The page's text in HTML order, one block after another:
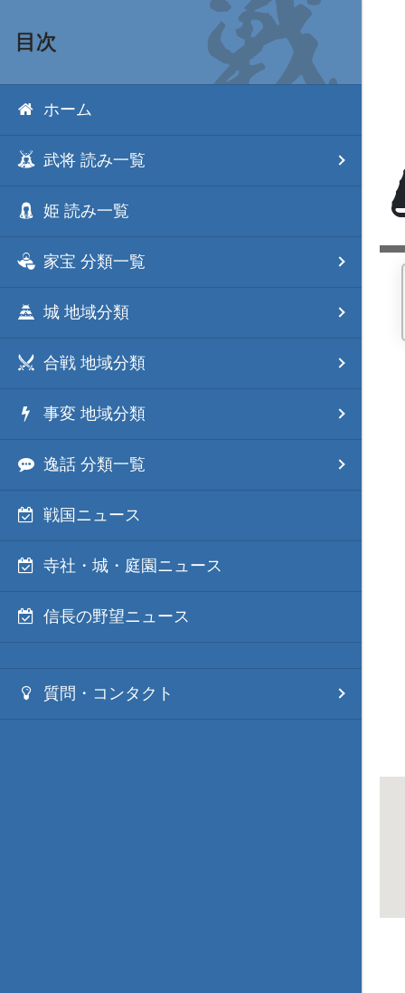
目次
ホーム
武将 読み一覧
姫 読み一覧
家宝 分類一覧
城 地域分類
合戦 地域分類
事変 地域分類
逸話 分類一覧
戦国ニュース
寺社・城・庭園ニュース
信長の野望ニュース
質問・コンタクト